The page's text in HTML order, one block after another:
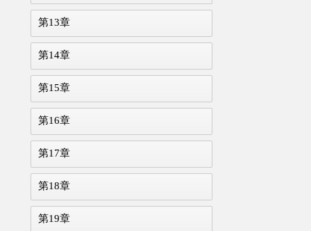
第13章
第14章
第15章
第16章
第17章
第18章
第19章